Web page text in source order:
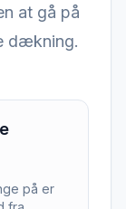
at gå på
dækning.
på er